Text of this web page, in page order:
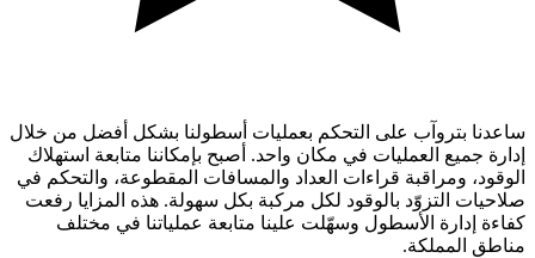
ساعدنا بتروآب على التحكم بعمليات أسطولنا بشكل أفضل من خلال
إدارة جميع العمليات في مكان واحد. أصبح بإمكاننا متابعة استهلاك
الوقود، ومراقبة قراءات العداد والمسافات المقطوعة، والتحكم في
صلاحيات التزوّد بالوقود لكل مركبة بكل سهولة. هذه المزايا رفعت
كفاءة إدارة الأسطول وسهّلت علينا متابعة عملياتنا في مختلف
مناطق المملكة.